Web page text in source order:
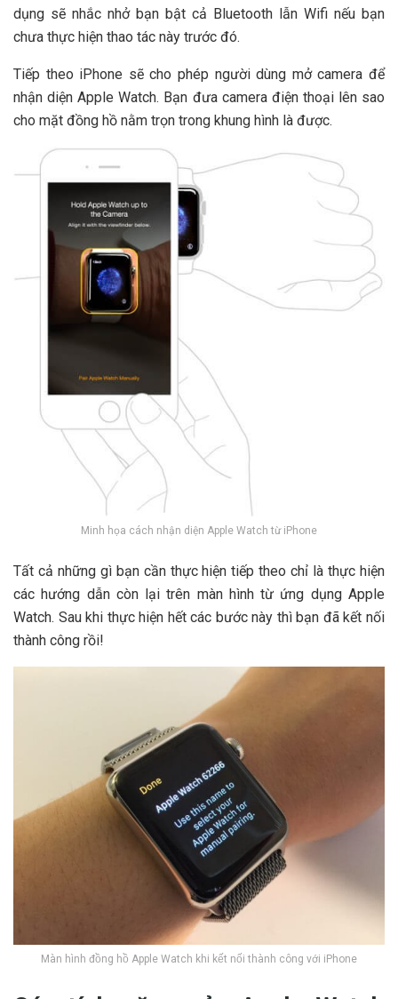
dụng sẽ nhắc nhở bạn bật cả Bluetooth lẫn Wifi nếu bạn
chưa thực hiện thao tác này trước đó.
Tiếp theo iPhone sẽ cho phép người dùng mở camera để
nhận diện Apple Watch. Bạn đưa camera điện thoại lên sao
cho mặt đồng hồ nằm trọn trong khung hình là được.
Minh họa cách nhận diện Apple Watch từ iPhone
Tất cả những gì bạn cần thực hiện tiếp theo chỉ là thực hiện
các hướng dẫn còn lại trên màn hình từ ứng dụng Apple
Watch. Sau khi thực hiện hết các bước này thì bạn đã kết nối
thành công rồi!
Màn hình đồng hồ Apple Watch khi kết nối thành công với iPhone